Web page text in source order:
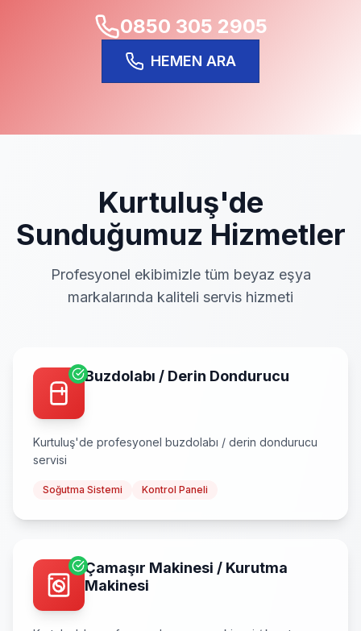
0850 305 2905
HEMEN ARA
Kurtuluş'de
Sunduğumuz Hizmetler
Profesyonel ekibimizle tüm beyaz eşya
markalarında kaliteli servis hizmeti
Buzdolabı / Derin Dondurucu
Kurtuluş'de profesyonel buzdolabı / derin dondurucu
servisi
Soğutma Sistemi Kontrol Paneli
Çamaşır Makinesi / Kurutma
Makinesi